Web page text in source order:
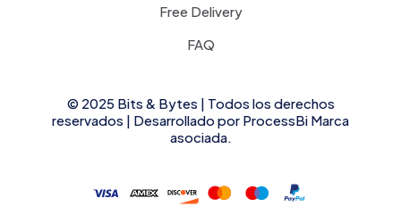
Free Delivery
FAQ
© 2025 Bits & Bytes | Todos los derechos
reservados | Desarrollado por ProcessBi Marca
asociada.